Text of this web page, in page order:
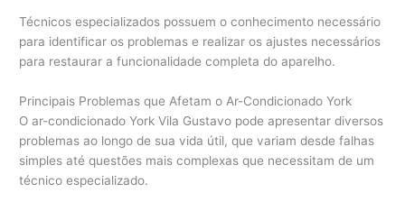
Técnicos especializados possuem o conhecimento necessário
para identificar os problemas e realizar os ajustes necessários
para restaurar a funcionalidade completa do aparelho.
Principais Problemas que Afetam o Ar-Condicionado York
O ar-condicionado York Vila Gustavo pode apresentar diversos
problemas ao longo de sua vida útil, que variam desde falhas
simples até questões mais complexas que necessitam de um
técnico especializado.